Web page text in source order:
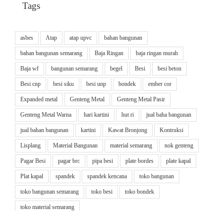
Tags
asbes Atap atap upvc bahan bangunan
bahan bangunan semarang Baja Ringan baja ringan murah
Baja wf bangunan semarang begel Besi besi beton
Besi cnp besi siku besi unp bondek ember cor
Expanded metal Genteng Metal Genteng Metal Pasir
Genteng Metal Warna hari kartini hut ri jual baha bangunan
jual bahan bangunan kartini Kawat Bronjong Kontruksi
Lisplang Material Bangunan material semarang nok genteng
Pagar Besi pagar brc pipa besi plate bordes plate kapal
Plat kapal spandek spandek kencana toko bangunan
toko bangunan semarang toko besi toko bondek
toko material semarang